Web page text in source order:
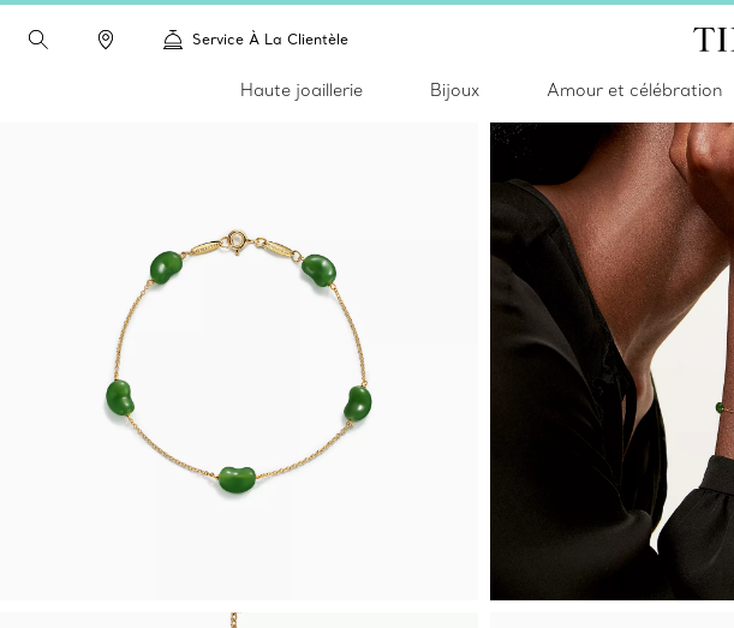
Service À La Clientèle
Haute joaillerie Bijoux Amour et célébration